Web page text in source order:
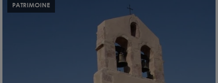
PATRIMOINE